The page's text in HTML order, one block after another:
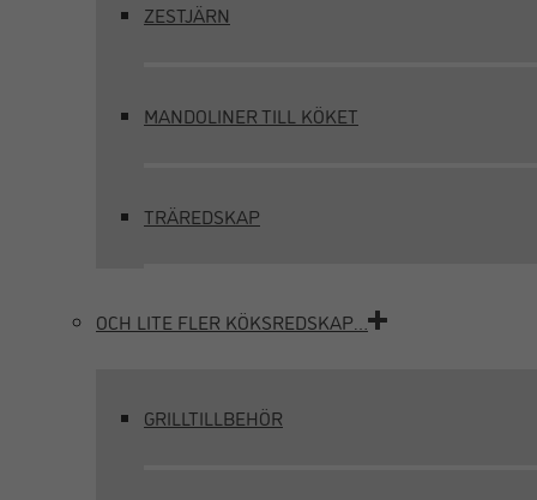
ZESTJÄRN
MANDOLINER TILL KÖKET
TRÄREDSKAP
OCH LITE FLER KÖKSREDSKAP…
GRILLTILLBEHÖR